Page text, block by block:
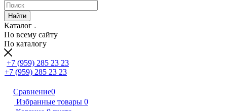
Найти
Каталог
По всему сайту
По каталогу
+7 (959) 285 23 23
+7 (959) 285 23 23
Сравнение0
Избранные товары 0